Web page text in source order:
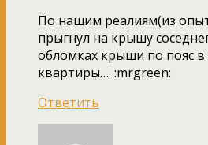
По нашим реалиям(из
прыгнул на крышу
обломках крыши по пояс в
квартиры…. :mrgreen:
Ответить